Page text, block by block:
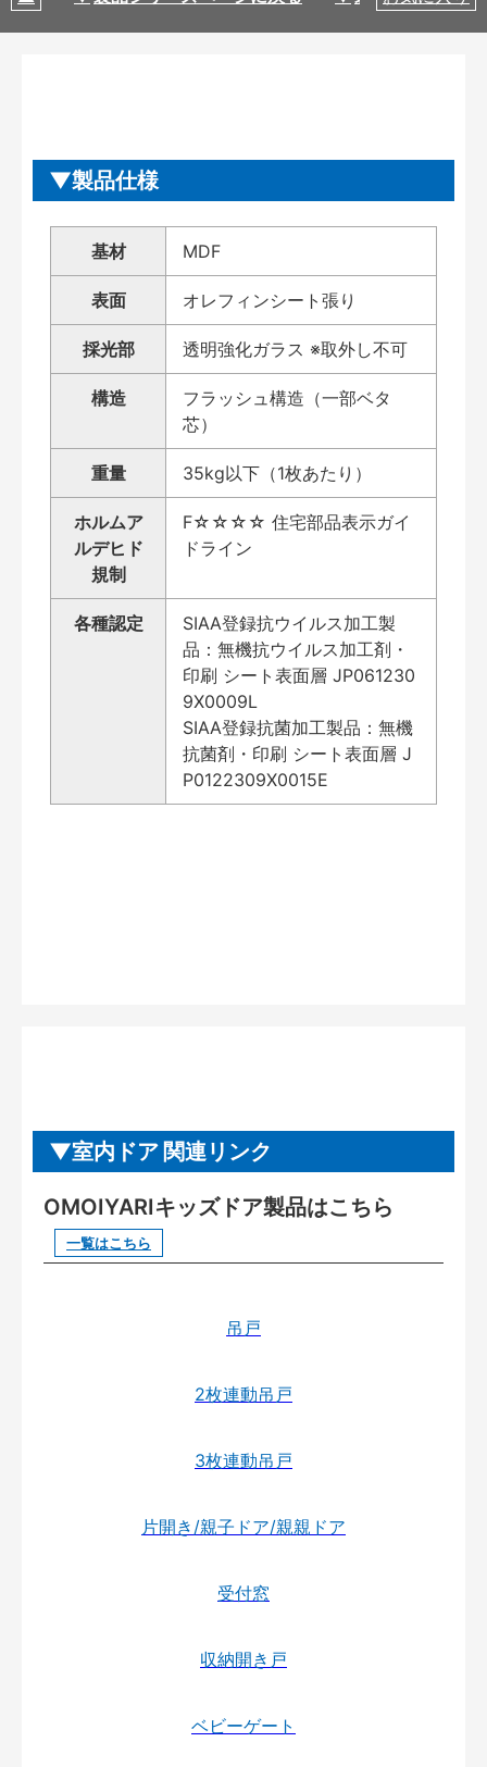
製品仕様
基材 MDF
表面 オレフィンシート張り
採光部 透明強化ガラス ※取外し不可
構造
フラッシュ構造（一部ベタ
芯）
重量 35kg以下（1枚あたり）
ホルムア
ルデヒド
規制
F☆☆☆☆ 住宅部品表示ガイ
ドライン
各種認定
SIAA登録抗ウイルス加工製
品：無機抗ウイルス加工剤・
印刷 シート表面層 JP061230
9X0009L
SIAA登録抗菌加工製品：無機
抗菌剤・印刷 シート表面層 J
P0122309X0015E
室内ドア 関連リンク
OMOIYARIキッズドア製品はこちら
一覧はこちら
吊戸
2枚連動吊戸
3枚連動吊戸
片開き/親子ドア/親親ドア
受付窓
収納開き戸
ベビーゲート